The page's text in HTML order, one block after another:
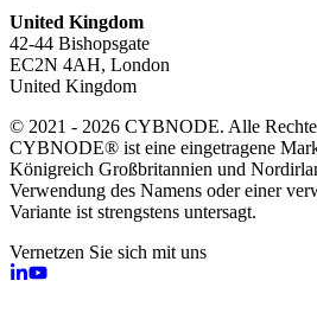
United Kingdom
42-44 Bishopsgate
EC2N 4AH, London
United Kingdom
© 2021 - 2026 CYBNODE. Alle Rechte
CYBNODE® ist eine eingetragene
Königreich Großbritannien und
Verwendung des Namens oder einer
Variante ist strengstens untersagt.
Vernetzen Sie sich mit uns